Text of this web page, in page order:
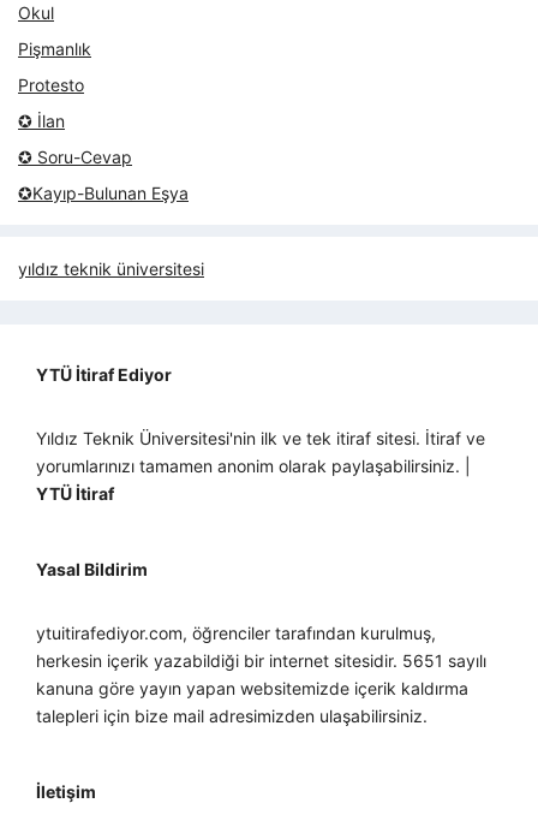
Okul
Pişmanlık
Protesto
✪ İlan
✪ Soru-Cevap
✪Kayıp-Bulunan Eşya
yıldız teknik üniversitesi
YTÜ İtiraf Ediyor
Yıldız Teknik Üniversitesi'nin ilk ve tek itiraf sitesi. İtiraf ve
yorumlarınızı tamamen anonim olarak paylaşabilirsiniz. |
YTÜ İtiraf
Yasal Bildirim
ytuitirafediyor.com, öğrenciler tarafından kurulmuş,
herkesin içerik yazabildiği bir internet sitesidir. 5651 sayılı
kanuna göre yayın yapan websitemizde içerik kaldırma
talepleri için bize mail adresimizden ulaşabilirsiniz.
İletişim